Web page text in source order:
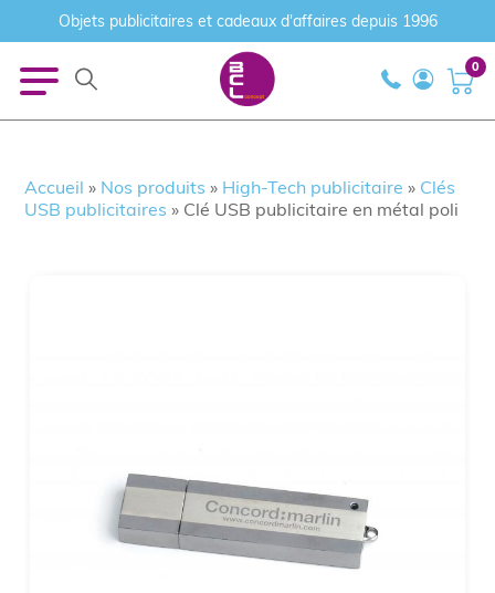
Objets publicitaires et cadeaux d'affaires depuis 1996
0
Accueil » Nos produits » High-Tech publicitaire » Clés
USB publicitaires » Clé USB publicitaire en métal poli